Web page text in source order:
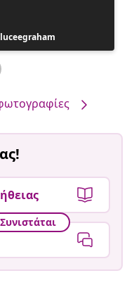
Η
ανάρτηση
δημοσιεύθηκε
από
luceegraham
Συνιστάται